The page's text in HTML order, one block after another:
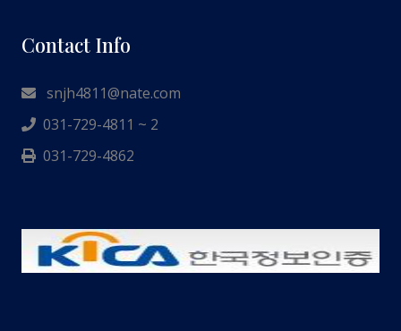
Contact Info
snjh4811@nate.com
031-729-4811 ~ 2
031-729-4862